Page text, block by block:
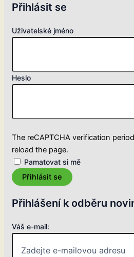
Přihlásit se
Uživatelské jméno
Heslo
The reCAPTCHA verification
reload the page.
Pamatovat si mě
Přihlásit se
Přihlášení k odběru
Váš e-mail: